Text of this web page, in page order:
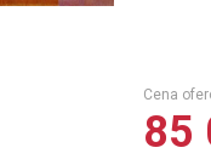
Cena
85